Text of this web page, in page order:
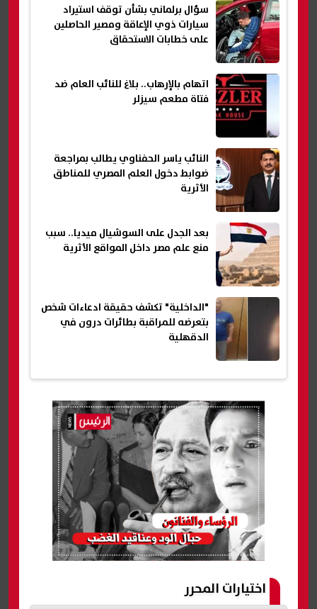
سؤال برلماني بشأن توقف استيراد
سيارات ذوي الإعاقة ومصير الحاصلين
على خطابات الاستحقاق
اتهام بالإرهاب.. بلاغ للنائب العام ضد
فتاة مطعم سيزلر
النائب ياسر الحفناوي يطالب بمراجعة
ضوابط دخول العلم المصري للمناطق
الأثرية
بعد الجدل على السوشيال ميديا.. سبب
منع علم مصر داخل المواقع الأثرية
"الداخلية" تكشف حقيقة ادعاءات شخص
بتعرضه للمراقبة بطائرات درون في
الدقهلية
اختيارات المحرر